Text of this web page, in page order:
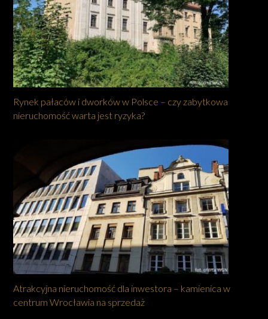
Rynek pałaców i dworków w Polsce – czy zabytkowa
nieruchomość warta jest ryzyka?
Atrakcyjna nieruchomość dla inwestora – kamienica w
centrum Wrocławia na sprzedaż